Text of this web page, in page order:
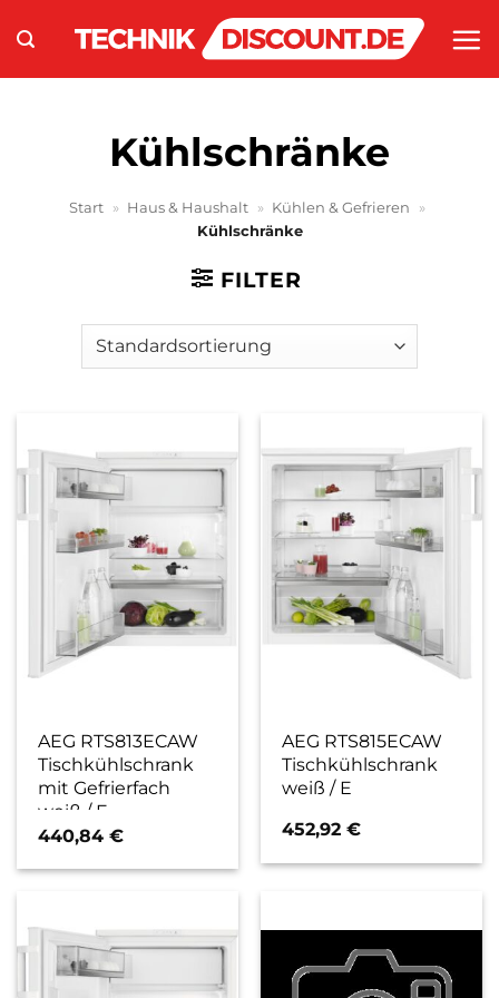
Inhalt
springen
Kühlschränke
Start » Haus & Haushalt » Kühlen & Gefrieren
»
Kühlschränke
FILTER
AEG RTS813ECAW
Tischkühlschrank
mit Gefrierfach
weiß / E
440,84€
AEG RTS815ECAW
Tischkühlschrank
weiß / E
452,92€